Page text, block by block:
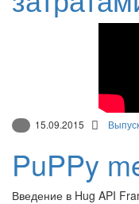
15.09.2015
PuPPy
Введение в Hug API